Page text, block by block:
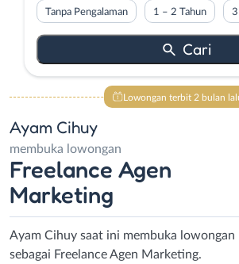
Tanpa Pengalaman 1 – 2 Tahun 3
Lowongan terbit 2 bulan
Ayam Cihuy
membuka lowongan
Freelance Agen
Marketing
Ayam Cihuy saat ini membuka
sebagai Freelance Agen Marketing.